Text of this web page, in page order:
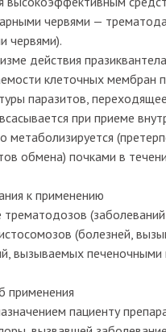
червями —
червями).
действия
клеточных мембран
паразитов,
при приеме
метаболизируется
обмена) почками в
к применению
трематодозов
(болезней,
вызываемых печеночными
применения
пациенту